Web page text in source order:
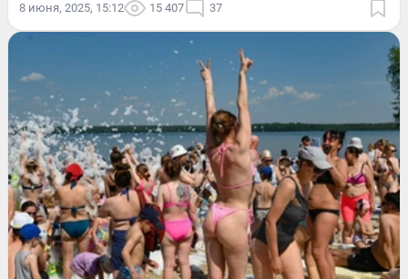
8 июня, 2025, 15:12 15 407 37